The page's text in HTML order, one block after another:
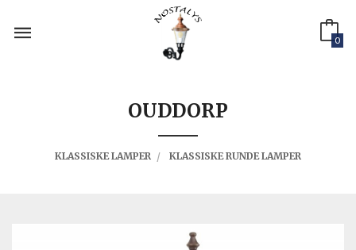
innholdet
0
OUDDORP
KLASSISKE LAMPER KLASSISKE RUNDE LAMPER